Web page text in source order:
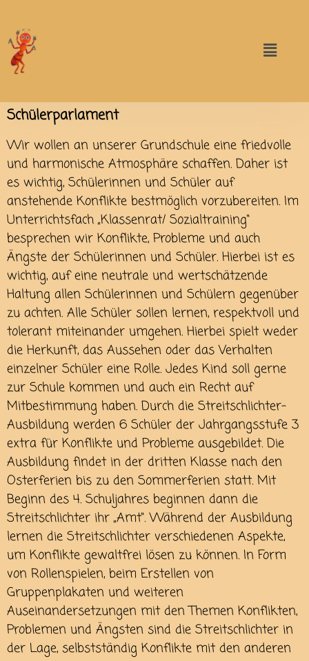
Schülerparlament
Wir wollen an unserer Grundschule eine friedvolle
und harmonische Atmosphäre schaffen. Daher ist
es wichtig, Schülerinnen und Schüler auf
anstehende Konflikte bestmöglich vorzubereiten. Im
Unterrichtsfach „Klassenrat/ Sozialtraining“
besprechen wir Konflikte, Probleme und auch
Ängste der Schülerinnen und Schüler. Hierbei ist es
wichtig, auf eine neutrale und wertschätzende
Haltung allen Schülerinnen und Schülern gegenüber
zu achten. Alle Schüler sollen lernen, respektvoll und
tolerant miteinander umgehen. Hierbei spielt weder
die Herkunft, das Aussehen oder das Verhalten
einzelner Schüler eine Rolle. Jedes Kind soll gerne
zur Schule kommen und auch ein Recht auf
Mitbestimmung haben. Durch die Streitschlichter-
Ausbildung werden 6 Schüler der Jahrgangsstufe 3
extra für Konflikte und Probleme ausgebildet. Die
Ausbildung findet in der dritten Klasse nach den
Osterferien bis zu den Sommerferien statt. Mit
Beginn des 4. Schuljahres beginnen dann die
Streitschlichter ihr „Amt“. Während der Ausbildung
lernen die Streitschlichter verschiedenen Aspekte,
um Konflikte gewaltfrei lösen zu können. In Form
von Rollenspielen, beim Erstellen von
Gruppenplakaten und weiteren
Auseinandersetzungen mit den Themen Konflikten,
Problemen und Ängsten sind die Streitschlichter in
der Lage, selbstständig Konflikte mit den anderen